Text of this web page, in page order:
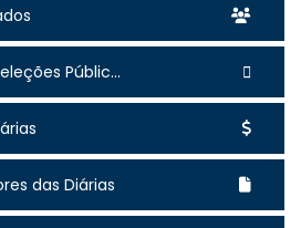
Públic...
das Diárias